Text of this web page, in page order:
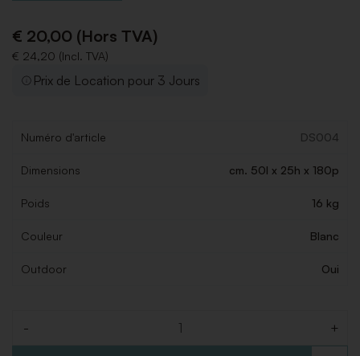
€ 20,00 (Hors TVA)
€ 24,20 (Incl. TVA)
Prix de Location pour 3 Jours
Numéro d'article DS004
Dimensions cm. 50l x 25h x 180p
Poids 16 kg
Couleur Blanc
Outdoor Oui
- +